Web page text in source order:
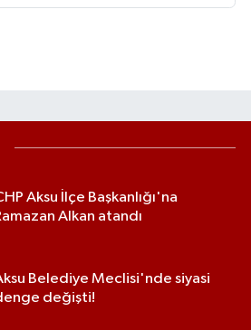
Aksu İlçe Başkanlığı'na
Alkan atandı
Belediye Meclisi'nde siyasi
değişti!